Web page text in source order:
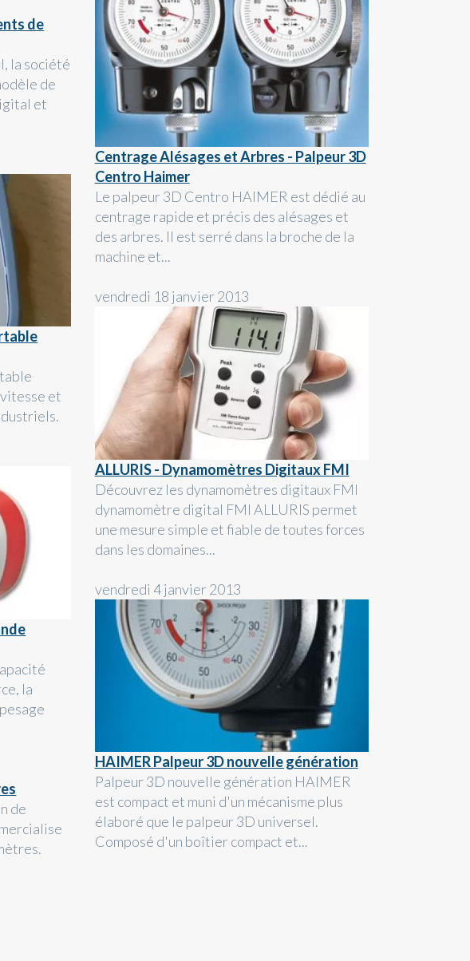
de
la société
de
et
et
la
de
Centrage Alésages et Arbres - Palpeur 3D
Centro Haimer
Le palpeur 3D Centro HAIMER est dédié au
centrage rapide et précis des alésages et
des arbres. Il est serré dans la broche de la
machine et...
vendredi 18 janvier 2013
ALLURIS - Dynamomètres Digitaux FMI
Découvrez les dynamomètres digitaux FMI
dynamomètre digital FMI ALLURIS permet
une mesure simple et fiable de toutes forces
dans les domaines...
vendredi 4 janvier 2013
HAIMER Palpeur 3D nouvelle génération
Palpeur 3D nouvelle génération HAIMER
est compact et muni d'un mécanisme plus
élaboré que le palpeur 3D universel.
Composé d'un boîtier compact et...